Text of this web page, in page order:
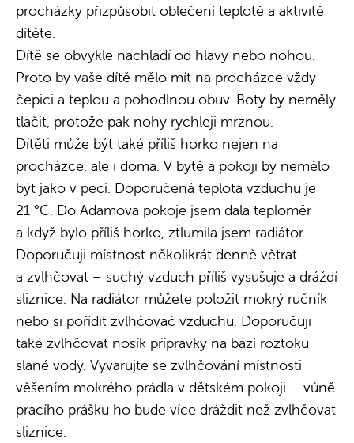
procházky přizpůsobit oblečení teplotě a aktivitě
dítěte.
Dítě se obvykle nachladí od hlavy nebo nohou.
Proto by vaše dítě mělo mít na procházce vždy
čepici a teplou a pohodlnou obuv. Boty by neměly
tlačit, protože pak nohy rychleji mrznou.
Dítěti může být také příliš horko nejen na
procházce, ale i doma. V bytě a pokoji by nemělo
být jako v peci. Doporučená teplota vzduchu je
21 °C. Do Adamova pokoje jsem dala teploměr
a když bylo příliš horko, ztlumila jsem radiátor.
Doporučuji místnost několikrát denně větrat
a zvlhčovat – suchý vzduch příliš vysušuje a dráždí
sliznice. Na radiátor můžete položit mokrý ručník
nebo si pořídit zvlhčovač vzduchu. Doporučuji
také zvlhčovat nosík přípravky na bázi roztoku
slané vody. Vyvarujte se zvlhčování místnosti
věšením mokrého prádla v dětském pokoji – vůně
pracího prášku ho bude více dráždit než zvlhčovat
sliznice.